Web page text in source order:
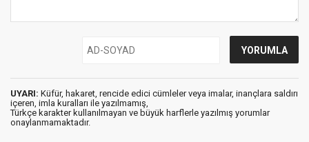
UYARI: Küfür, hakaret, rencide edici cümleler veya imalar, inançlara saldırı
içeren, imla kuralları ile yazılmamış,
Türkçe karakter kullanılmayan ve büyük harflerle yazılmış yorumlar
onaylanmamaktadır.